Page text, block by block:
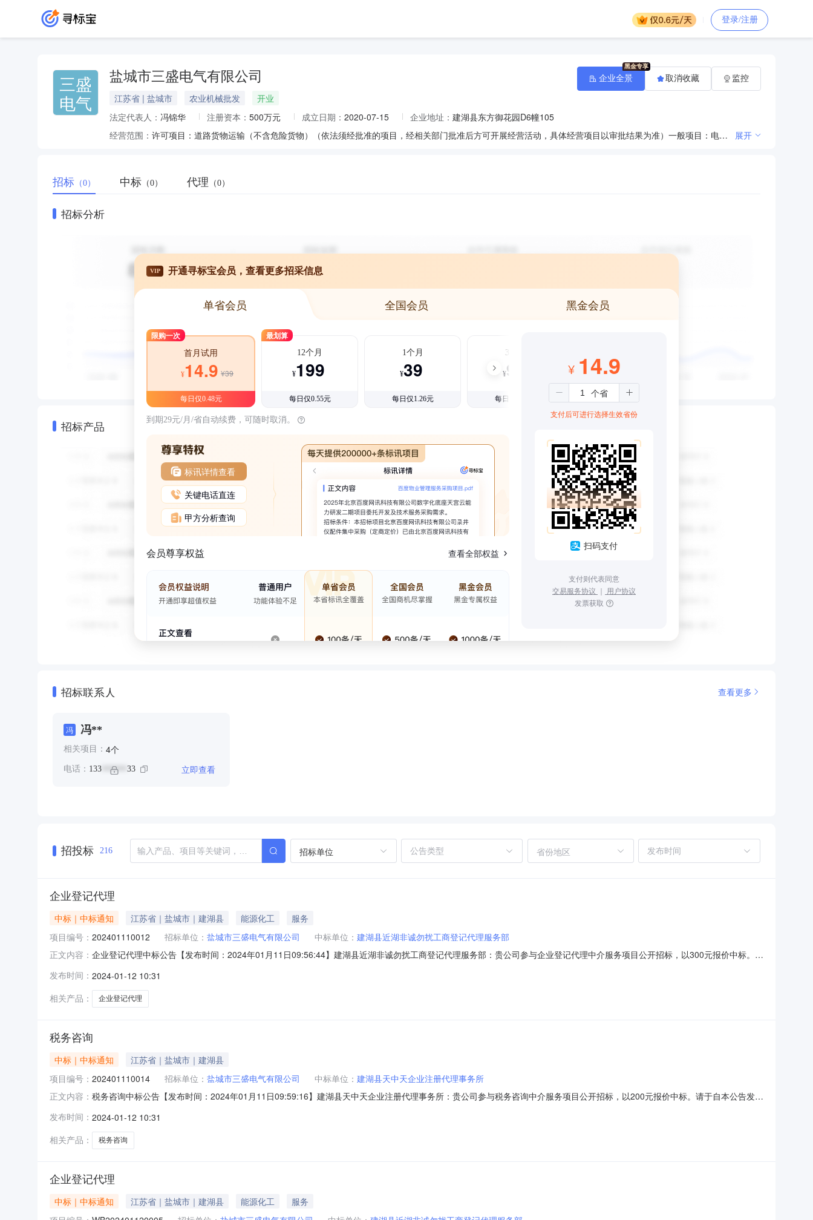
登录/注册
三盛
电气
盐城市三盛电气有限公司
江苏省 | 盐城市 农业机械批发
开业
法定代表人： 冯锦华 注册资本： 500万元 成立日期： 2020-07-15 企业地址： 建湖县东方御花园D6幢105
经营范围：
许可项目：道路货物运输（不含危险货物）（依法须经批准的项目，经相关部门批准后方可开展经营活动，具体经营项目以审批结果为准）一般项目：电气机械设备销售；电工器材销售；五金产品零售；仪器仪表销售；风机、风扇销售；泵及真空设备销售；环境保护专用设备销售；金属制品销售；电气设备销售（除依法须经批准的项目外，凭营业执照依法自主开展经营活动） 展开
企业全景 取消收藏 监控
招标 （0） 中标 （0） 代理 （0）
招标分析
招标产品
VIP 开通寻标宝会员，查看更多招采信息
单省会员 全国会员 黑金会员
限购一次
首月试用
¥14.9 ¥39
每日仅0.48元
最划算
12个月
¥199
每日仅0.55元
1个月
¥39
每日仅1.26元
3个月
¥99
每日仅1.08元
到期29元/月/省自动续费，可随时取消。
标讯详情查看
关键电话直连
甲方分析查询
会员尊享权益 查看全部权益
¥ 14.9
支付后可进行选择生效省份
扫码支付
支付则代表同意
交易服务协议 ｜ 用户协议
发票获取
招标联系人 查看更多
冯 冯**
相关项目： 4个
电话： 133 ****** 33 立即查看
招投标 216 招标单位 省份地区
企业登记代理
中标｜中标通知 江苏省｜盐城市｜建湖县 能源化工
服务
项目编号： 202401110012 招标单位： 盐城市三盛电气有限公司 中标单位： 建湖县近湖非诚勿扰工商登记代理服务部
正文内容： 企业登记代理中标公告【发布时间：2024年01月11日09:56:44】建湖县近湖非诚勿扰工商登记代理服务部：贵公司参与企业登记代理中介服务项目公开招标，以300元报价中标。请
盛电气有限公司2024年01月11日09:56:44备注：招标规则序号项目编号项目名称招标起始时间招标结束时间招标价格招标类型1202401110012企业登记代理2024年0
发布时间： 2024-01-12 10:31
相关产品：
企业登记代理
税务咨询
中标｜中标通知
江苏省｜盐城市｜建湖县
项目编号： 202401110014 招标单位： 盐城市三盛电气有限公司 中标单位： 建湖县天中天企业注册代理事务所
正文内容： 税务咨询中标公告【发布时间：2024年01月11日09:59:16】建湖县天中天企业注册代理事务所：贵公司参与税务咨询中介服务项目公开招标，以200元报价中标。请于自本公告发布
2024年01月11日09:59:16备注：招标规则序号项目编号项目名称招标起始时间招标结束时间招标价格招标类型1202401110014税务咨询2024年01月11日10:0
发布时间： 2024-01-12 10:31
相关产品：
税务咨询
企业登记代理
中标｜中标通知 江苏省｜盐城市｜建湖县 能源化工
服务